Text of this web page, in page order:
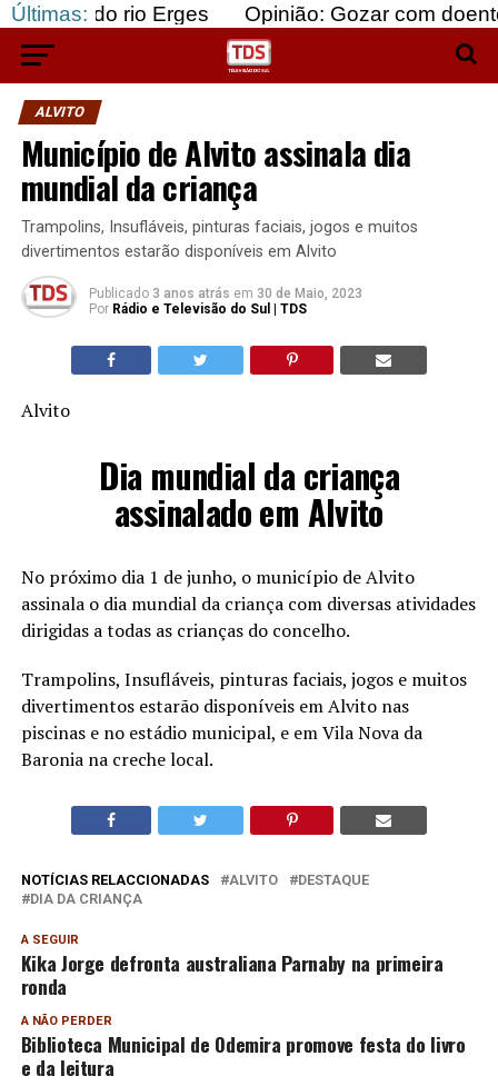
Últimas:
Erges Opinião: Gozar com doentes e
ALVITO
Município de Alvito assinala dia
mundial da criança
Trampolins, Insufláveis, pinturas faciais, jogos e muitos
divertimentos estarão disponíveis em Alvito
Publicado 3 anos atrás em 30 de Maio, 2023
Por Rádio e Televisão do Sul | TDS
Alvito
Dia mundial da criança
assinalado em Alvito
No próximo dia 1 de junho, o município de Alvito
assinala o dia mundial da criança com diversas atividades
dirigidas a todas as crianças do concelho.
Trampolins, Insufláveis, pinturas faciais, jogos e muitos
divertimentos estarão disponíveis em Alvito nas
piscinas e no estádio municipal, e em Vila Nova da
Baronia na creche local.
NOTÍCIAS RELACCIONADAS ALVITO
DESTAQUE
DIA DA CRIANÇA
A SEGUIR
Kika Jorge defronta australiana Parnaby na primeira
ronda
A NÃO PERDER
Biblioteca Municipal de Odemira promove festa do livro
e da leitura